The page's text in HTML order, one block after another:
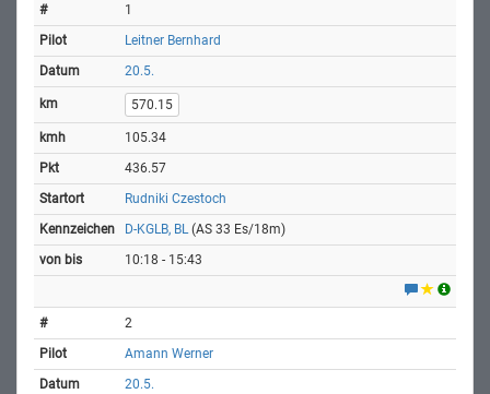
1
Leitner Bernhard
20.5.
570.15
105.34
436.57
Rudniki Czestoch
D-KGLB, BL (AS 33 Es/18m)
10:18 - 15:43
2
Amann Werner
20.5.